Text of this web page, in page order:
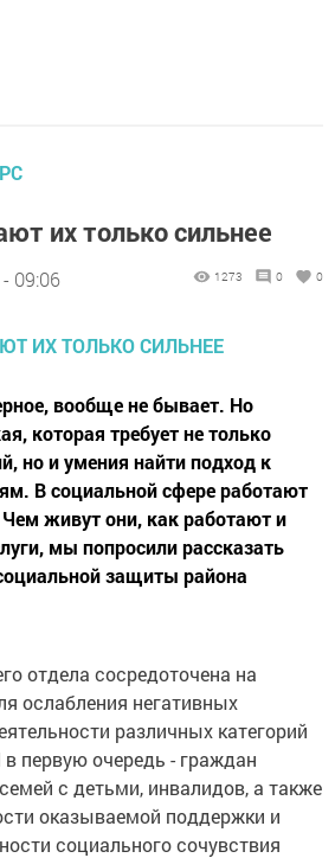
их только сильнее
09:06 1273 0 0
вообще не бывает. Но
которая требует не только
но и умения найти подход к
В социальной сфере работают
живут они, как работают и
мы попросили рассказать
защиты района
отдела сосредоточена на
ослабления негативных
различных категорий
первую очередь - граждан
с детьми, инвалидов, а также
оказываемой поддержки и
социального сочувствия